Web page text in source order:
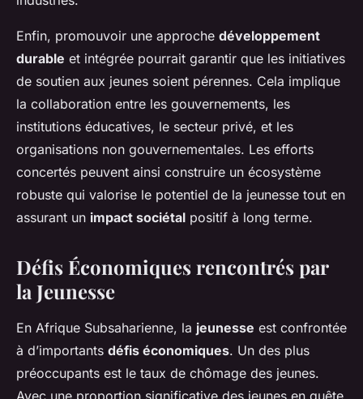
Enfin, promouvoir une approche développement
durable et intégrée pourrait garantir que les initiatives
de soutien aux jeunes soient pérennes. Cela implique
la collaboration entre les gouvernements, les
institutions éducatives, le secteur privé, et les
organisations non gouvernementales. Les efforts
concertés peuvent ainsi construire un écosystème
robuste qui valorise le potentiel de la jeunesse tout en
assurant un impact sociétal positif à long terme.
Défis Économiques rencontrés par
la Jeunesse
En Afrique Subsaharienne, la jeunesse est confrontée
à d’importants défis économiques. Un des plus
préoccupants est le taux de chômage des jeunes.